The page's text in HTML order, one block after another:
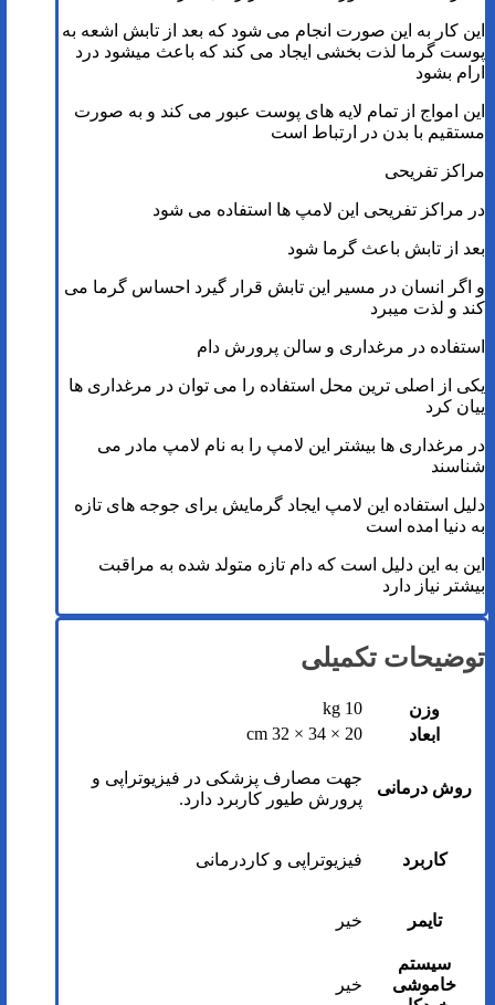
این کار به این صورت انجام می شود که بعد از تابش اشعه به
پوست گرما لذت بخشی ایجاد می کند که باعث میشود درد
ارام بشود
این امواج از تمام لایه های پوست عبور می کند و به صورت
مستقیم با بدن در ارتباط است
مراکز تفریحی
در مراکز تفریحی این لامپ ها استفاده می شود
بعد از تابش باعث گرما شود
و اگر انسان در مسیر این تابش قرار گیرد احساس گرما می
کند و لذت میبرد
استفاده در مرغداری و سالن پرورش دام
یکی از اصلی ترین محل استفاده را می توان در مرغداری ها
ییان کرد
در مرغداری ها بیشتر این لامپ را به نام لامپ مادر می
شناسند
دلیل استفاده این لامپ ایجاد گرمایش برای جوجه های تازه
به دنیا امده است
این به این دلیل است که دام تازه متولد شده به مراقبت
بیشتر نیاز دارد
توضیحات تکمیلی
وزن
10 kg
ابعاد
20 × 34 × 32 cm
روش درمانی
جهت مصارف پزشکی در فیزیوتراپی و
پرورش طیور کاربرد دارد.
کاربرد فیزیوتراپی و کاردرمانی
تایمر خیر
سیستم
خاموشی
خیر